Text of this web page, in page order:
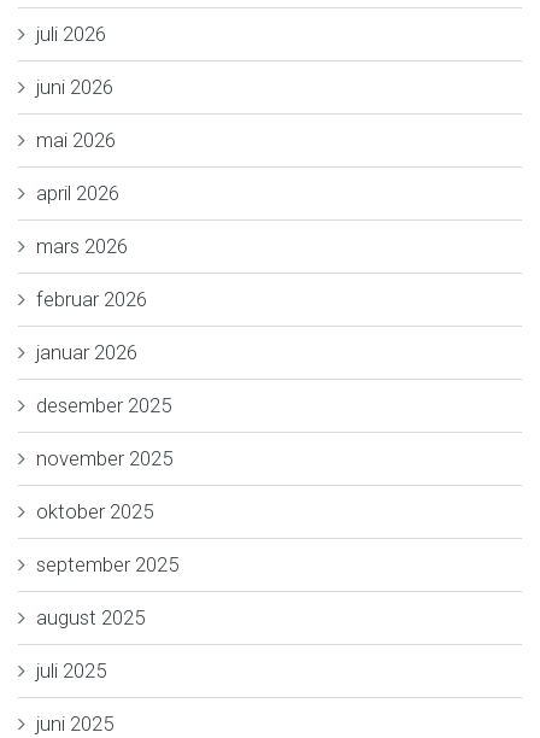
juli 2026
juni 2026
mai 2026
april 2026
mars 2026
februar 2026
januar 2026
desember 2025
november 2025
oktober 2025
september 2025
august 2025
juli 2025
juni 2025